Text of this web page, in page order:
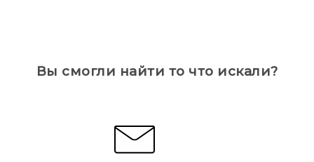
Вы смогли найти то что искали?